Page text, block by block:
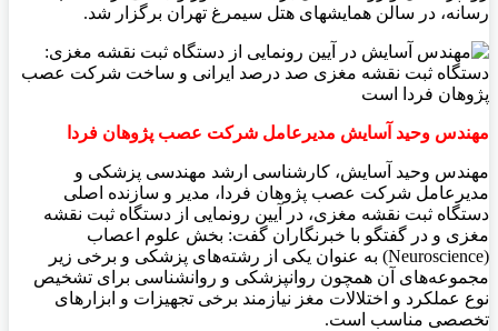
رسانه، در سالن همایشهای هتل سیمرغ تهران برگزار شد.
مهندس وحید آسایش مدیرعامل شرکت عصب پژوهان فردا
مهندس وحید آسایش، کارشناسی ارشد مهندسی پزشکی و
مدیرعامل شرکت عصب پژوهان فردا، مدیر و سازنده‌ اصلی
دستگاه ثبت نقشه مغزی، در آیین رونمایی از دستگاه ثبت نقشه
مغزی و در گفتگو با خبرنگاران گفت: بخش علوم اعصاب
(Neuroscience) به عنوان یکی از رشته‌های پزشکی و برخی زیر
مجموعه‌های آن همچون روانپزشکی و روانشناسی برای تشخیص
نوع عملکرد و اختلالات مغز نیازمند برخی تجهیزات و ابزارهای
تخصصی مناسب است.